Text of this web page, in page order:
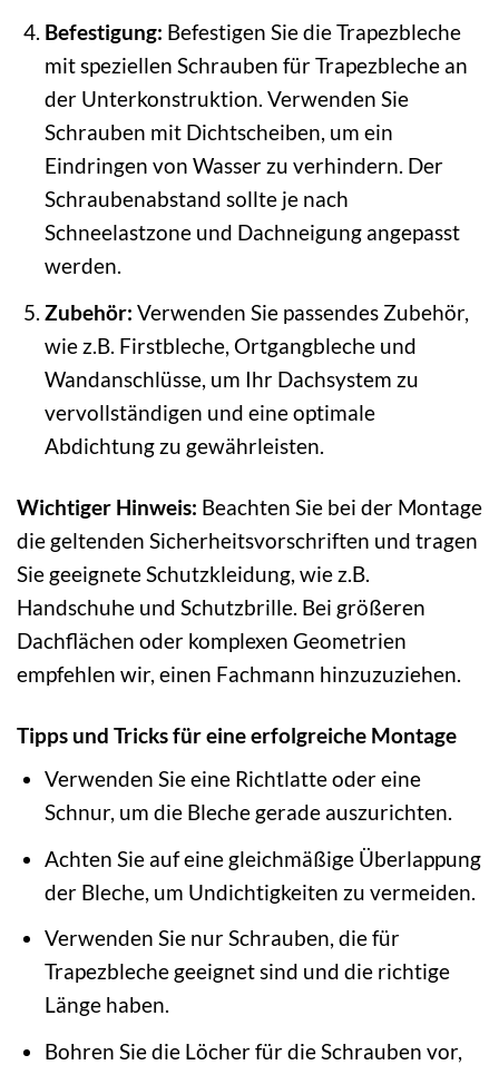
Befestigung: Befestigen Sie die Trapezbleche
mit speziellen Schrauben für Trapezbleche an
der Unterkonstruktion. Verwenden Sie
Schrauben mit Dichtscheiben, um ein
Eindringen von Wasser zu verhindern. Der
Schraubenabstand sollte je nach
Schneelastzone und Dachneigung angepasst
werden.
Zubehör: Verwenden Sie passendes Zubehör,
wie z.B. Firstbleche, Ortgangbleche und
Wandanschlüsse, um Ihr Dachsystem zu
vervollständigen und eine optimale
Abdichtung zu gewährleisten.
Wichtiger Hinweis: Beachten Sie bei der Montage
die geltenden Sicherheitsvorschriften und tragen
Sie geeignete Schutzkleidung, wie z.B.
Handschuhe und Schutzbrille. Bei größeren
Dachflächen oder komplexen Geometrien
empfehlen wir, einen Fachmann hinzuzuziehen.
Tipps und Tricks für eine erfolgreiche Montage
Verwenden Sie eine Richtlatte oder eine
Schnur, um die Bleche gerade auszurichten.
Achten Sie auf eine gleichmäßige Überlappung
der Bleche, um Undichtigkeiten zu vermeiden.
Verwenden Sie nur Schrauben, die für
Trapezbleche geeignet sind und die richtige
Länge haben.
Bohren Sie die Löcher für die Schrauben vor,